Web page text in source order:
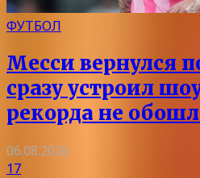
ФУТБОЛ
Месси вернулся
сразу устроил
рекорда не
06.08.2026
17